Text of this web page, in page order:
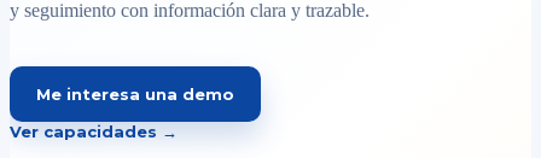
y seguimiento con información clara y trazable.
Me interesa una demo
Ver capacidades →